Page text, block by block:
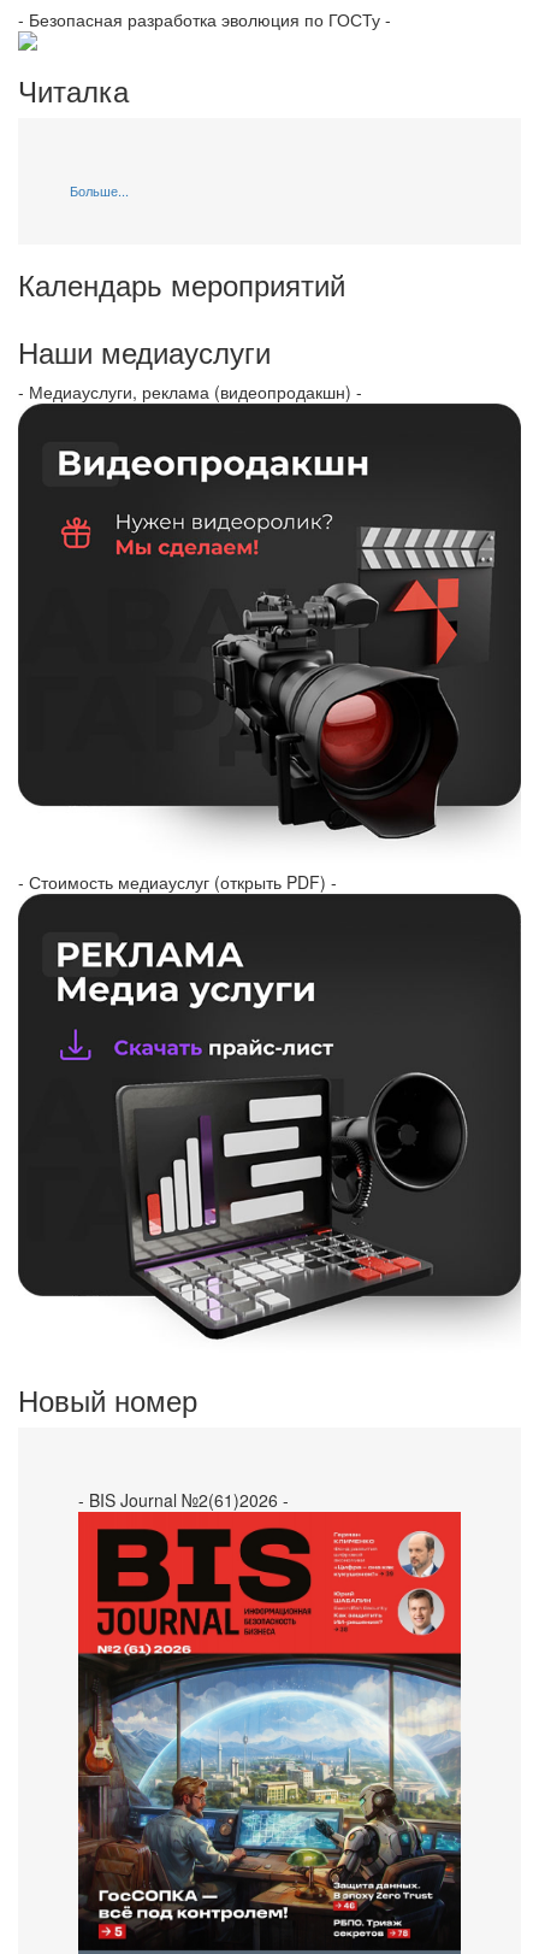
- Безопасная разработка эволюция по ГОСТу -
Читалка
Больше...
Календарь мероприятий
Наши медиауслуги
- Медиауслуги, реклама (видеопродакшн) -
- Стоимость медиауслуг (открыть PDF) -
Новый номер
- BIS Journal №2(61)2026 -